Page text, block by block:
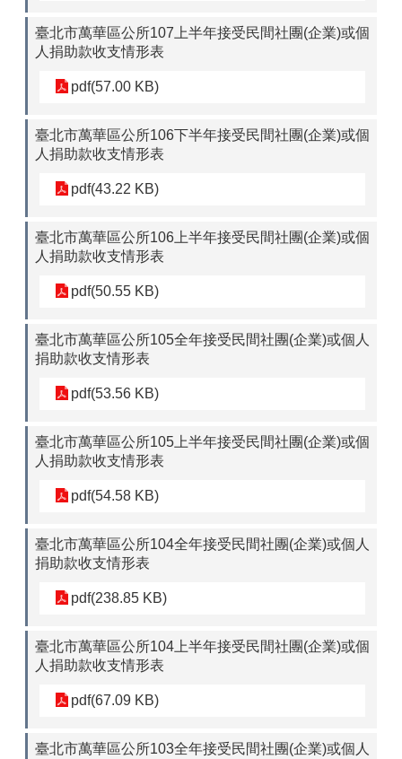
臺北市萬華區公所107上半年接受民間社團(企業)或個
人捐助款收支情形表
pdf(57.00 KB)
臺北市萬華區公所106下半年接受民間社團(企業)或個
人捐助款收支情形表
pdf(43.22 KB)
臺北市萬華區公所106上半年接受民間社團(企業)或個
人捐助款收支情形表
pdf(50.55 KB)
臺北市萬華區公所105全年接受民間社團(企業)或個人
捐助款收支情形表
pdf(53.56 KB)
臺北市萬華區公所105上半年接受民間社團(企業)或個
人捐助款收支情形表
pdf(54.58 KB)
臺北市萬華區公所104全年接受民間社團(企業)或個人
捐助款收支情形表
pdf(238.85 KB)
臺北市萬華區公所104上半年接受民間社團(企業)或個
人捐助款收支情形表
pdf(67.09 KB)
臺北市萬華區公所103全年接受民間社團(企業)或個人